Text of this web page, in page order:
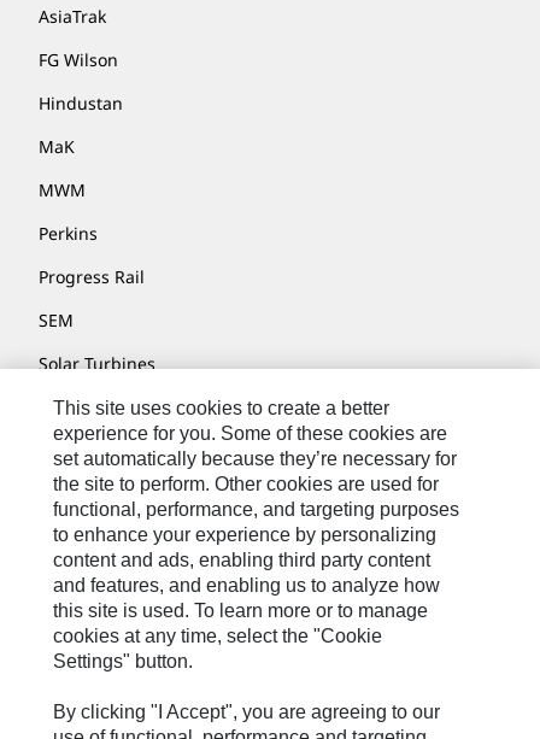
AsiaTrak
FG Wilson
Hindustan
MaK
MWM
Perkins
Progress Rail
SEM
Solar Turbines
SPM Oil & Gas
Turner Powertrain Systems
联系我们
网站地图
Cookie Settings
法律声明
隐私条款
This site uses cookies to create a better
experience for you. Some of these cookies are
set automatically because they’re necessary for
the site to perform. Other cookies are used for
functional, performance, and targeting purposes
to enhance your experience by personalizing
content and ads, enabling third party content
and features, and enabling us to analyze how
this site is used. To learn more or to manage
cookies at any time, select the "Cookie
Settings" button.
By clicking "I Accept", you are agreeing to our